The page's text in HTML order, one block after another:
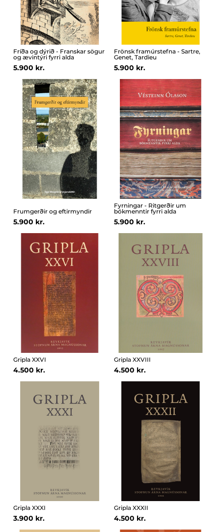
Fríða og dýrið - Franskar sögur
og ævintýri fyrri alda
5.900 kr.
Frönsk framúrstefna - Sartre,
Genet, Tardieu
5.900 kr.
Frumgerðir og eftirmyndir
5.900 kr.
Fyrningar - Ritgerðir um
bókmenntir fyrri alda
5.900 kr.
Gripla XXVI
4.500 kr.
Gripla XXVIII
4.500 kr.
Gripla XXXI
3.900 kr.
Gripla XXXII
4.500 kr.